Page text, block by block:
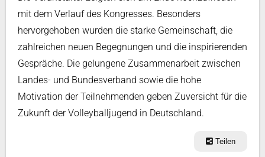
mit dem Verlauf des Kongresses. Besonders
hervorgehoben wurden die starke Gemeinschaft, die
zahlreichen neuen Begegnungen und die inspirierenden
Gespräche. Die gelungene Zusammenarbeit zwischen
Landes- und Bundesverband sowie die hohe
Motivation der Teilnehmenden geben Zuversicht für die
Zukunft der Volleyballjugend in Deutschland.
Teilen